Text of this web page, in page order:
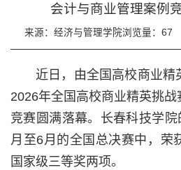
会计与商业管理案例
来源：经济与管理学院浏览量：67
近日，由全国高校商业精
2026年全国高校商业精英挑战
竞赛圆满落幕。长春科技学
月至6月的全国总决赛中，荣
国家级三等奖两项。